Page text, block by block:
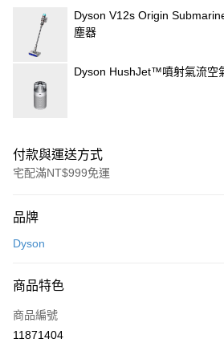
Dyson V12s Origin
塵器
Dyson HushJet™噴射氣流空
付款與運送方式
宅配滿NT$999免運
信用卡一次付款
3 期 0 利率 每期
合作金庫商業銀行
上海商業儲蓄銀行
合作金庫商業銀行
即享券
品牌
Dyson
商品特色
商品編號
11871404